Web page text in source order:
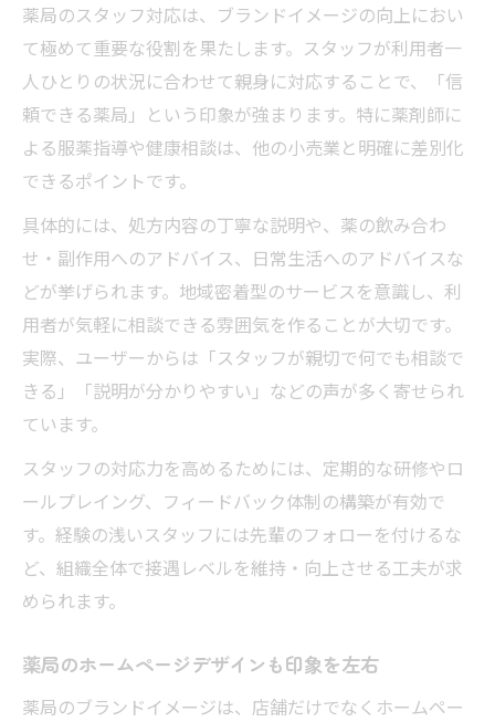
薬局のスタッフ対応は、ブランドイメージの向上におい
て極めて重要な役割を果たします。スタッフが利用者一
人ひとりの状況に合わせて親身に対応することで、「信
頼できる薬局」という印象が強まります。特に薬剤師に
よる服薬指導や健康相談は、他の小売業と明確に差別化
できるポイントです。
具体的には、処方内容の丁寧な説明や、薬の飲み合わ
せ・副作用へのアドバイス、日常生活へのアドバイスな
どが挙げられます。地域密着型のサービスを意識し、利
用者が気軽に相談できる雰囲気を作ることが大切です。
実際、ユーザーからは「スタッフが親切で何でも相談で
きる」「説明が分かりやすい」などの声が多く寄せられ
ています。
スタッフの対応力を高めるためには、定期的な研修やロ
ールプレイング、フィードバック体制の構築が有効で
す。経験の浅いスタッフには先輩のフォローを付けるな
ど、組織全体で接遇レベルを維持・向上させる工夫が求
められます。
薬局のホームページデザインも印象を左右
薬局のブランドイメージは、店舗だけでなくホームペー